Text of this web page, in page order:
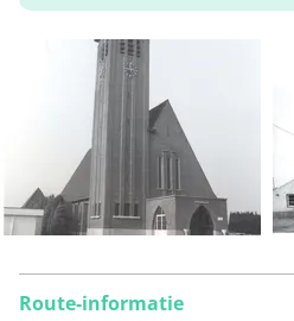
Route-informatie